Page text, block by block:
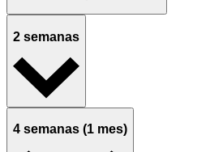
2 semanas
4 semanas (1 mes)